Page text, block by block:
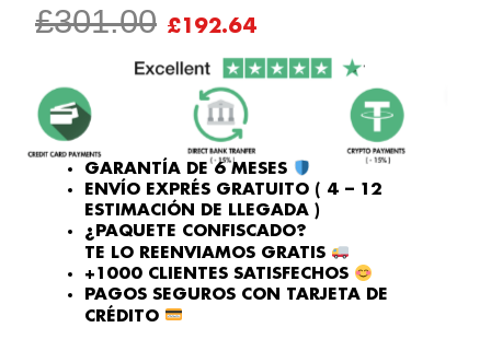
£301.00 EL
PRECIO
ORIGINAL
ERA:
£301.00.
£192.64
PRECIO
ACTUAL
£192.64.
GARANTÍA DE 6 MESES
ENVÍO EXPRÉS GRATUITO ( 4 – 12
ESTIMACIÓN DE LLEGADA )
¿PAQUETE CONFISCADO?
TE LO REENVIAMOS GRATIS
+1000 CLIENTES SATISFECHOS
PAGOS SEGUROS CON TARJETA DE
CRÉDITO